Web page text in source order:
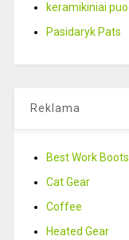
keramikiniai
Pasidaryk Pats
Reklama
Best Work Boots
Cat Gear
Coffee
Heated Gear